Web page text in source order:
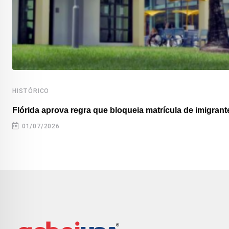
HISTÓRICO
Flórida aprova regra que bloqueia matrícula de
01/07/2026